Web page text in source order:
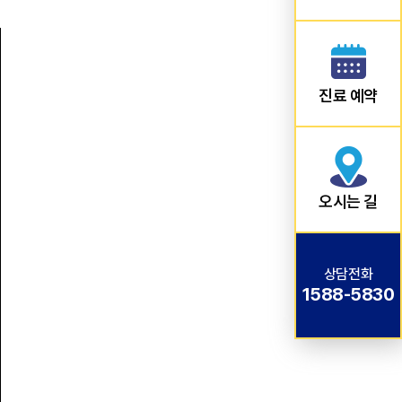
진료 예약
오시는 길
상담전화
1588-5830